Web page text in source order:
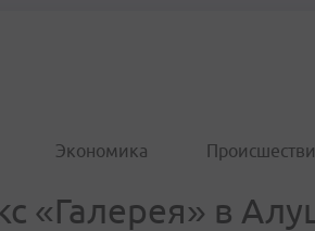
Экономика
«Галерея» в